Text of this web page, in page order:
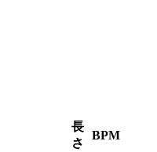
長
さ
BPM